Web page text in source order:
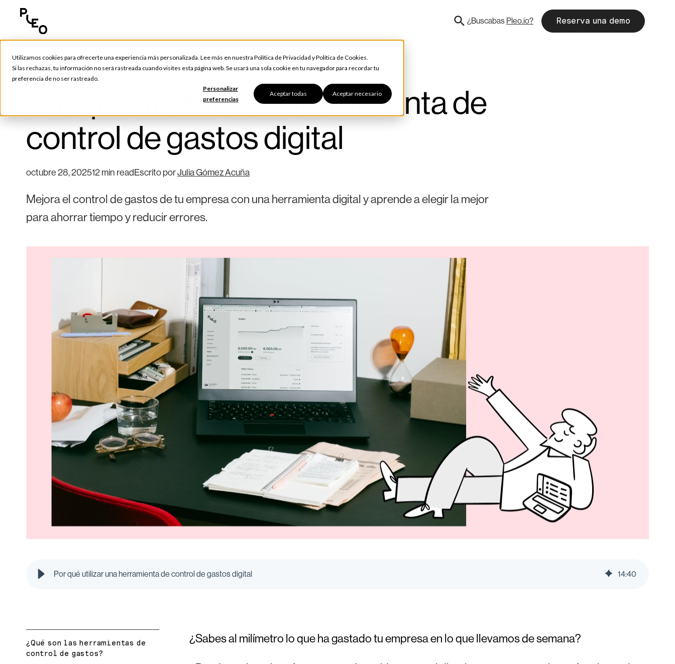
Utilizamos cookies para ofrecerte una experiencia más personalizada. Lee más en nuestra Política de Privacidad yPolítica de Cookies.
Si las rechazas, tu información no será rastreada cuando visites esta página web. Se usará una sola cookie en tu navegador para recordar tu
preferencia de no ser rastreado.
Personalizar
preferencias
Aceptar todas Aceptar necesario
¿Buscabas Pleo.io? Reserva una demo
Gestión de gastos
Por qué utilizar una herramienta de
control de gastos digital
octubre 28, 202512 min read Escrito porJulia Gómez Acuña
Mejora el control de gastos de tu empresa con una herramienta digital y aprende a elegir la mejor
para ahorrar tiempo y reducir errores.
Por qué utilizar una herramienta de control de gastos digital 14:40
¿Qué son las herramientas de
control de gastos?
¿Sabes al milímetro lo que ha gastado tu empresa en lo que llevamos de semana?